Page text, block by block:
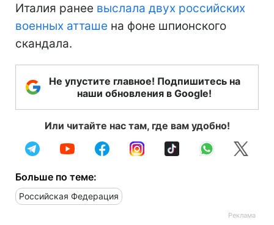
Италия ранее выслала двух российских
военных атташе на фоне шпионского
скандала.
Не упустите главное! Подпишитесь на
наши обновления в Google!
Или читайте нас там, где вам удобно!
Больше по теме:
Российская Федерация